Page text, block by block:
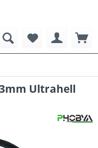
Ultrahell